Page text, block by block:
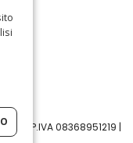
| P.IVA 08368951219 |